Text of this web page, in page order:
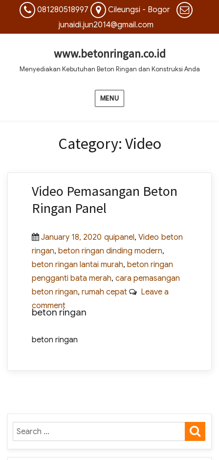
081280518997
Cileungsi - Bogor
junaidi.jun2014@gmail.com
www.betonringan.co.id
Menyediakan Kebutuhan Beton Ringan dan Konstruksi Anda
MENU
Category: Video
Video Pemasangan Beton
Ringan Panel
Posted
on
January 18, 2020 Categories
quipanel, Video Tags
beton
ringan, beton ringan dinding modern,
beton ringan lantai murah, beton ringan
pengganti bata merah, cara pemasangan
beton ringan, rumah cepat
Leave a
commenton
Video
Beton
beton ringan
beton ringan
Search
for: